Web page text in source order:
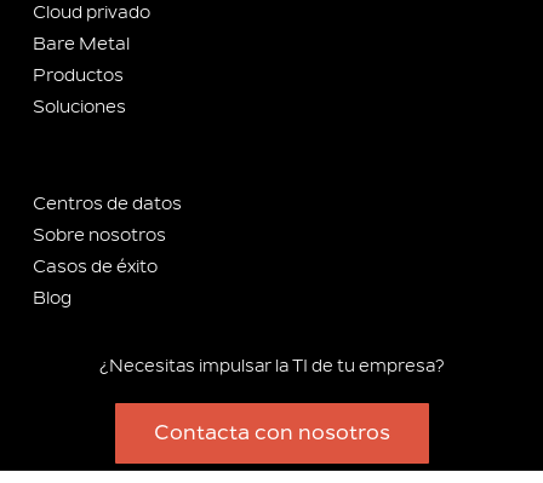
Cloud privado
Bare Metal
Productos
Soluciones
Centros de datos
Sobre nosotros
Casos de éxito
Blog
¿Necesitas impulsar la TI de tu empresa?
Contacta con nosotros